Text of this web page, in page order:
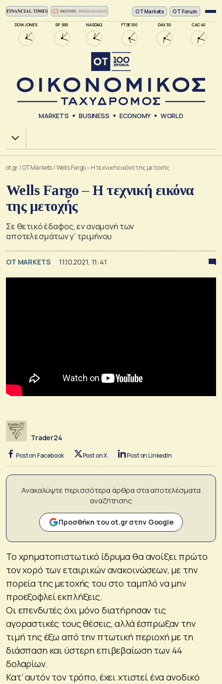
DOW JONES SP 500 NASDAQ FTSE 100 DAX 30 CAC 40
ΟΤ Markets OT Forum
MARKETS BUSINESS ECONOMY WORLD
Χ.Α.
ot.gr/OT Markets/Wells Fargo – Η τεχνική εικόνα της μετοχής
Wells Fargo – Η τεχνική εικόνα
της μετοχής
Σε θετικό έδαφος, εν αναμονή των
αποτελεσμάτων γ’ τριμήνου
OT MARKETS 11.10.2021, 11:41
Trader24
Post on Facebook Post on X Post on LinkedIn
Ανακαλύψτε περισσότερα άρθρα στα αποτελέσματα
αναζήτησης
Προσθήκη του ot.gr στην Google
Το χρηματοπιστωτικό ίδρυμα θα ανοίξει πρώτο
τον χορό των εταιρικών ανακοινώσεων, με την
πορεία της μετοχής του στο ταμπλό να μην
προεξοφλεί εκπλήξεις.
Οι επενδυτές όχι μόνο διατήρησαν τις
αγοραστικές τους θέσεις, αλλά έσπρωξαν την
τιμή της έξω από την πτωτική περιοχή με τη
διάσπαση και ύστερη επιβεβαίωση των 44
δολαρίων.
Κατ’ αυτόν τον τρόπο, έχει χτιστεί ένα ανοδικό